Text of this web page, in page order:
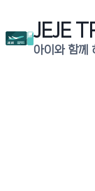
to
content
JEJE
아이와 함께